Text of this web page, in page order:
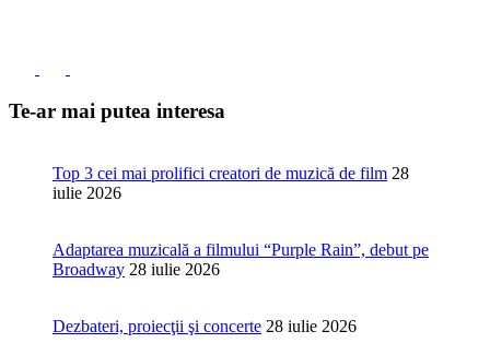
Te-ar mai putea interesa
Top 3 cei mai prolifici creatori de muzică de film 28
iulie 2026
Adaptarea muzicală a filmului “Purple Rain”, debut pe
Broadway 28 iulie 2026
Dezbateri, proiecţii şi concerte 28 iulie 2026